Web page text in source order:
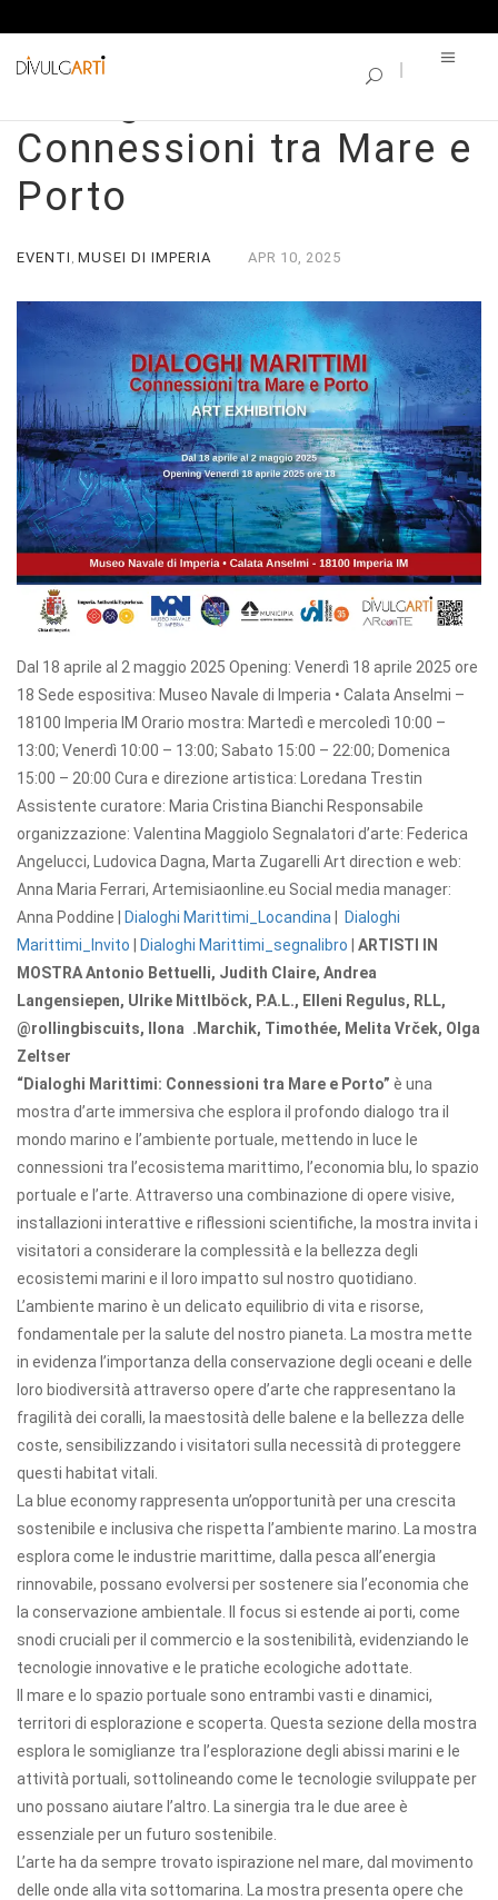
Connessioni tra Mare e
Porto
EVENTI , MUSEI DI IMPERIA APR 10, 2025
Dal 18 aprile al 2 maggio 2025 Opening: Venerdì 18 aprile 2025 ore
18 Sede espositiva: Museo Navale di Imperia • Calata Anselmi –
18100 Imperia IM Orario mostra: Martedì e mercoledì 10:00 –
13:00; Venerdì 10:00 – 13:00; Sabato 15:00 – 22:00; Domenica
15:00 – 20:00 Cura e direzione artistica: Loredana Trestin
Assistente curatore: Maria Cristina Bianchi Responsabile
organizzazione: Valentina Maggiolo Segnalatori d’arte: Federica
Angelucci, Ludovica Dagna, Marta Zugarelli Art direction e web:
Anna Maria Ferrari, Artemisiaonline.eu Social media manager:
Anna Poddine |
Dialoghi Marittimi_Locandina
Dialoghi
Marittimi_Invito
Dialoghi Marittimi_segnalibro
ARTISTI IN
MOSTRAAntonio Bettuelli, Judith Claire, Andrea
Langensiepen, Ulrike Mittlböck, P.A.L., Elleni Regulus, RLL,
@rollingbiscuits, Ilona .Marchik, Timothée, Melita Vrček, Olga
Zeltser
“Dialoghi Marittimi: Connessioni tra Mare e Porto” è una
mostra d’arte immersiva che esplora il profondo dialogo tra il
mondo marino e l’ambiente portuale, mettendo in luce le
connessioni tra l’ecosistema marittimo, l’economia blu, lo spazio
portuale e l’arte. Attraverso una combinazione di opere visive,
installazioni interattive e riflessioni scientifiche, la mostra invita i
visitatori a considerare la complessità e la bellezza degli
ecosistemi marini e il loro impatto sul nostro quotidiano.
L’ambiente marino è un delicato equilibrio di vita e risorse,
fondamentale per la salute del nostro pianeta. La mostra mette
in evidenza l’importanza della conservazione degli oceani e delle
loro biodiversità attraverso opere d’arte che rappresentano la
fragilità dei coralli, la maestosità delle balene e la bellezza delle
coste, sensibilizzando i visitatori sulla necessità di proteggere
questi habitat vitali.
La blue economy rappresenta un’opportunità per una crescita
sostenibile e inclusiva che rispetta l’ambiente marino. La mostra
esplora come le industrie marittime, dalla pesca all’energia
rinnovabile, possano evolversi per sostenere sia l’economia che
la conservazione ambientale. Il focus si estende ai porti, come
snodi cruciali per il commercio e la sostenibilità, evidenziando le
tecnologie innovative e le pratiche ecologiche adottate.
Il mare e lo spazio portuale sono entrambi vasti e dinamici,
territori di esplorazione e scoperta. Questa sezione della mostra
esplora le somiglianze tra l’esplorazione degli abissi marini e le
attività portuali, sottolineando come le tecnologie sviluppate per
uno possano aiutare l’altro. La sinergia tra le due aree è
essenziale per un futuro sostenibile.
L’arte ha da sempre trovato ispirazione nel mare, dal movimento
delle onde alla vita sottomarina. La mostra presenta opere che